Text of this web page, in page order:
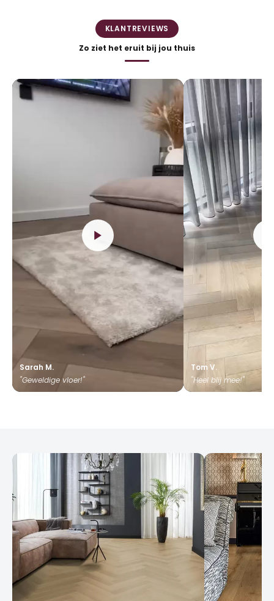
KLANTREVIEWS
Zo ziet het eruit bij jou thuis
Sarah M.
"Geweldige vloer!"
Tom V.
"Heel blij mee!"